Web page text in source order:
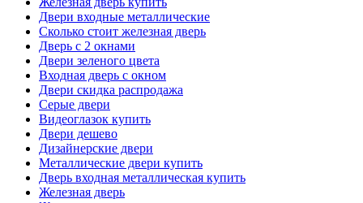
Двери входные металлические
Сколько стоит железная дверь
Дверь с 2 окнами
Двери зеленого цвета
Входная дверь с окном
Двери скидка распродажа
Серые двери
Видеоглазок купить
Двери дешево
Дизайнерские двери
Металлические двери купить
Дверь входная металлическая купить
Железная дверь